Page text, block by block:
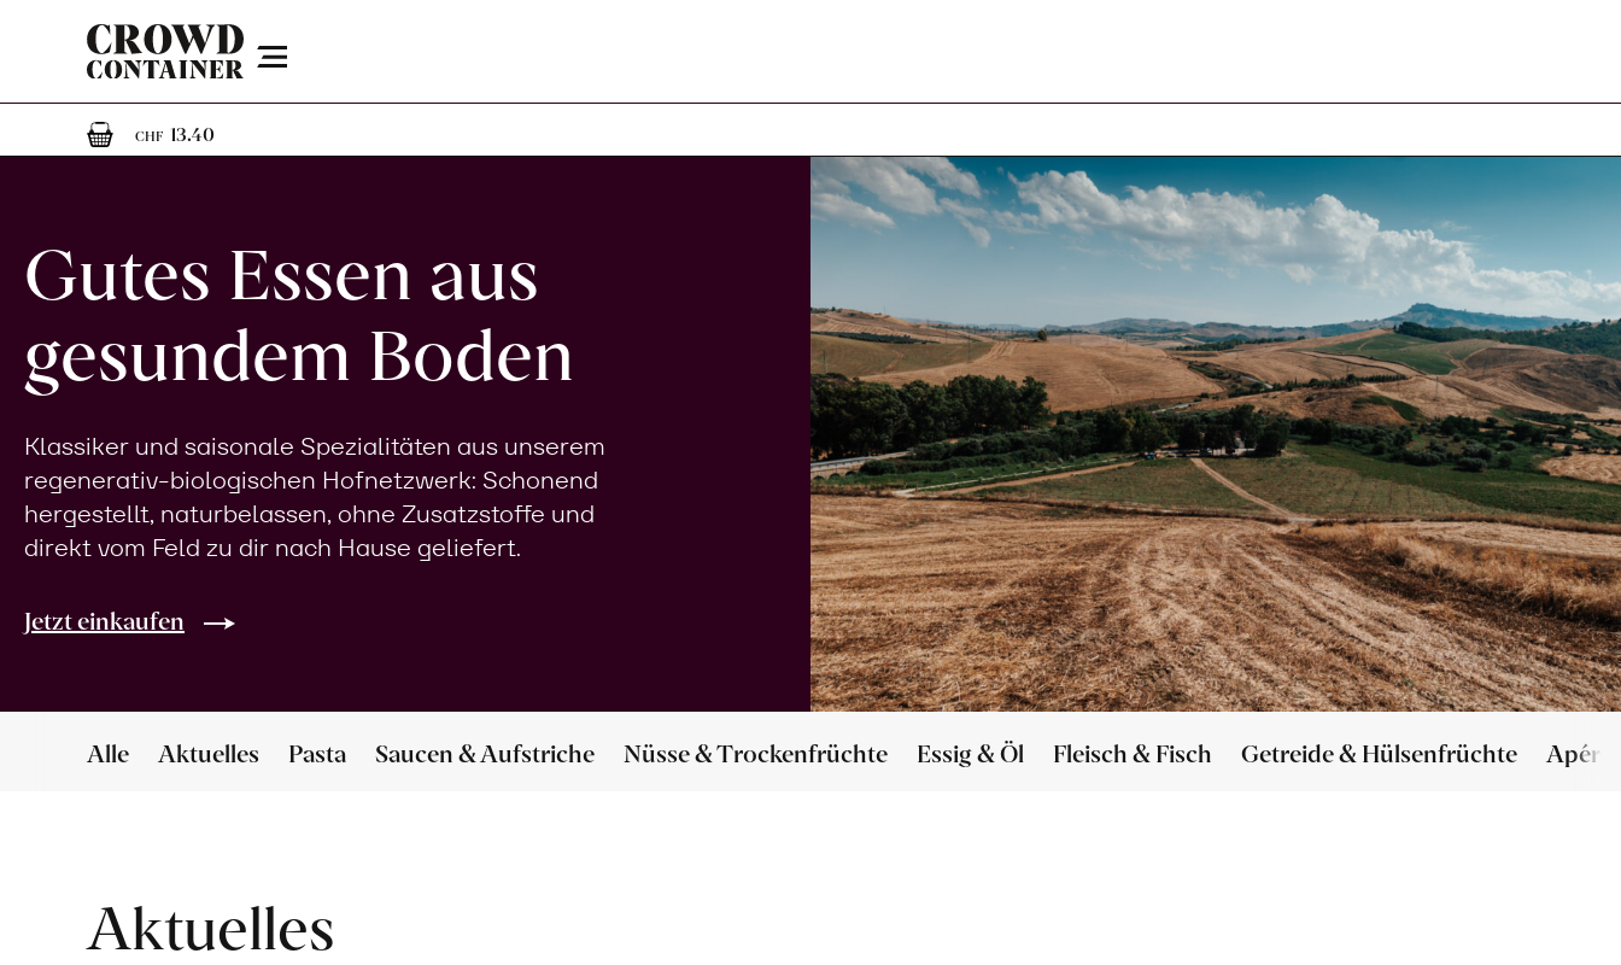
Menu
CHF 13.401 Artikel im Warenkorb
Gutes Essen aus
gesundem Boden
Klassiker und saisonale Spezialitäten aus unserem
regenerativ-biologischen Hofnetzwerk: Schonend
hergestellt, naturbelassen, ohne Zusatzstoffe und
direkt vom Feld zu dir nach Hause geliefert.
Jetzt einkaufen
Alle Aktuelles Pasta Saucen & Aufstriche Nüsse & Trockenfrüchte Essig & Öl Fleisch & Fisch Getreide & Hülsenfrüchte Apéro
Aktuelles